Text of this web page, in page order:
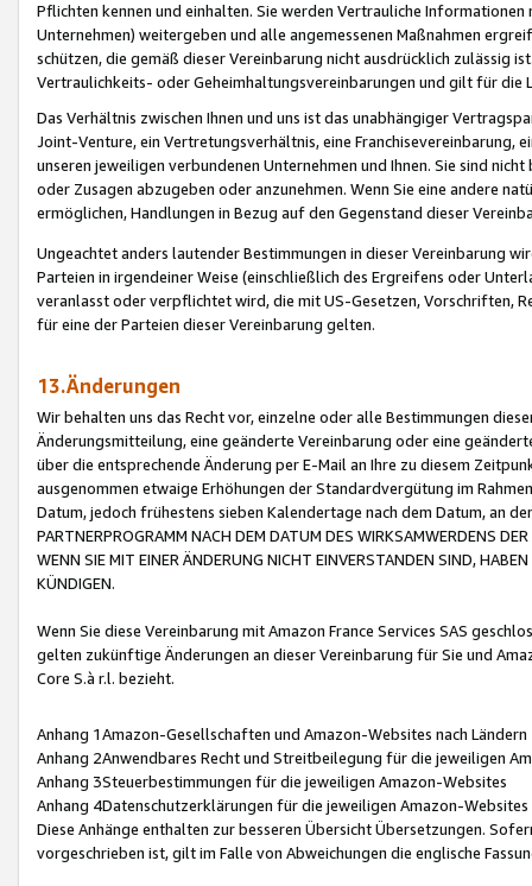
Pflichten kennen und einhalten. Sie werden Vertrauliche
Unternehmen) weitergeben und alle angemessenen Maßnahmen
schützen, die gemäß dieser Vereinbarung nicht ausdrücklich zulässig
Vertraulichkeits- oder Geheimhaltungsvereinbarungen und gilt für die
Das Verhältnis zwischen Ihnen und uns ist das unabhängiger
Joint-Venture, ein Vertretungsverhältnis, eine Franchisevereinbarung,
unseren jeweiligen verbundenen Unternehmen und Ihnen. Sie sind
oder Zusagen abzugeben oder anzunehmen. Wenn Sie eine andere
ermöglichen, Handlungen in Bezug auf den Gegenstand dieser
Ungeachtet anders lautender Bestimmungen in dieser Vereinbarung
Parteien in irgendeiner Weise (einschließlich des Ergreifens oder
veranlasst oder verpflichtet wird, die mit US-Gesetzen, Vorschriften,
für eine der Parteien dieser Vereinbarung gelten.
13.Änderungen
Wir behalten uns das Recht vor, einzelne oder alle Bestimmungen
Änderungsmitteilung, eine geänderte Vereinbarung oder eine
über die entsprechende Änderung per E-Mail an Ihre zu diesem
ausgenommen etwaige Erhöhungen der Standardvergütung im
Datum, jedoch frühestens sieben Kalendertage nach dem Datum, an
PARTNERPROGRAMM NACH DEM DATUM DES WIRKSAMWERDENS
WENN SIE MIT EINER ÄNDERUNG NICHT EINVERSTANDEN SIND,
KÜNDIGEN.
Wenn Sie diese Vereinbarung mit Amazon France Services SAS
gelten zukünftige Änderungen an dieser Vereinbarung für Sie und
Core S.à r.l. bezieht.
Anhang 1Amazon-Gesellschaften und Amazon-Websites nach Ländern
Anhang 2Anwendbares Recht und Streitbeilegung für die jeweiligen
Anhang 3Steuerbestimmungen für die jeweiligen Amazon-Websites
Anhang 4Datenschutzerklärungen für die jeweiligen Amazon-Websites
Diese Anhänge enthalten zur besseren Übersicht Übersetzungen.
vorgeschrieben ist, gilt im Falle von Abweichungen die englische